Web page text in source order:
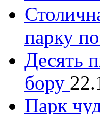
парку
Десять
бору
Парк